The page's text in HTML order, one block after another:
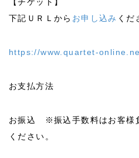
下記ＵＲＬから お申し込み くだ
https://www.quartet-
お支払方法
お振込 ※振込手数料はお客様
ください。